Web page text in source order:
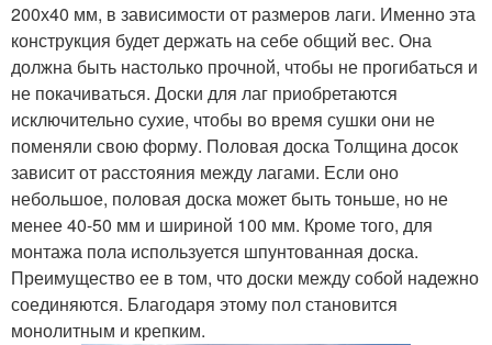
200х40 мм, в зависимости от размеров лаги. Именно эта
конструкция будет держать на себе общий вес. Она
должна быть настолько прочной, чтобы не прогибаться и
не покачиваться. Доски для лаг приобретаются
исключительно сухие, чтобы во время сушки они не
поменяли свою форму. Половая доска Толщина досок
зависит от расстояния между лагами. Если оно
небольшое, половая доска может быть тоньше, но не
менее 40-50 мм и шириной 100 мм. Кроме того, для
монтажа пола используется шпунтованная доска.
Преимущество ее в том, что доски между собой надежно
соединяются. Благодаря этому пол становится
монолитным и крепким.